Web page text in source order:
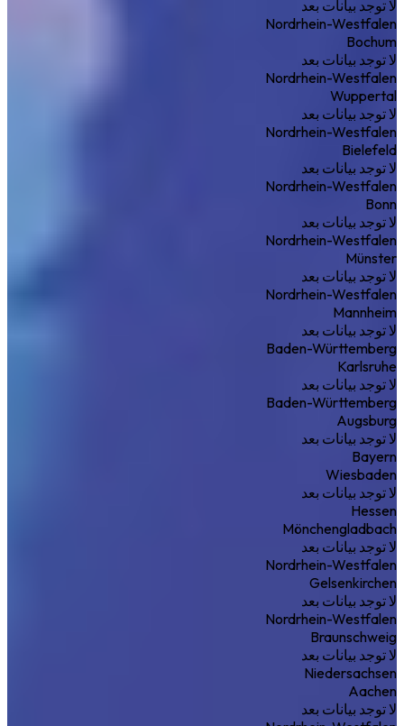
لا توجد بيانات بعد
Nordrhein-Westfalen
Bochum
لا توجد بيانات بعد
Nordrhein-Westfalen
Wuppertal
لا توجد بيانات بعد
Nordrhein-Westfalen
Bielefeld
لا توجد بيانات بعد
Nordrhein-Westfalen
Bonn
لا توجد بيانات بعد
Nordrhein-Westfalen
Münster
لا توجد بيانات بعد
Nordrhein-Westfalen
Mannheim
لا توجد بيانات بعد
Baden-Württemberg
Karlsruhe
لا توجد بيانات بعد
Baden-Württemberg
Augsburg
لا توجد بيانات بعد
Bayern
Wiesbaden
لا توجد بيانات بعد
Hessen
Mönchengladbach
لا توجد بيانات بعد
Nordrhein-Westfalen
Gelsenkirchen
لا توجد بيانات بعد
Nordrhein-Westfalen
Braunschweig
لا توجد بيانات بعد
Niedersachsen
Aachen
لا توجد بيانات بعد